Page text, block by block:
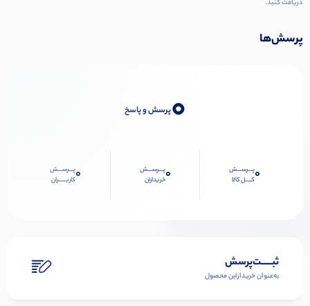
دریافت کنید.
پرسش‌ها
0پرسش و پاسخ
0پـــرســـش
کــــل کالا
0پـــرســـش
خریداران
0پـــرســـش
کاربـــــران
ثبـــــت‌پرسش
به‌عنوان ‌خریدار‌این‌ محصول